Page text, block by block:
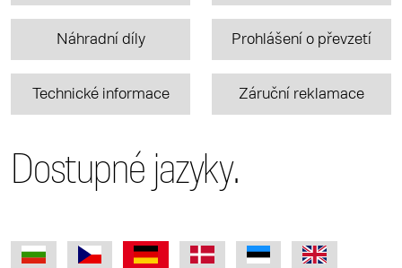
Náhradní díly Prohlášení o převzetí
Technické informace Záruční reklamace
Dostupné jazyky.